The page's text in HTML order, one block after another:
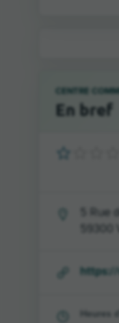
CENTRE
En bref
5 Rue
https://
Heures